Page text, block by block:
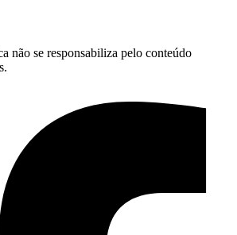
não se responsabiliza pelo conteúdo